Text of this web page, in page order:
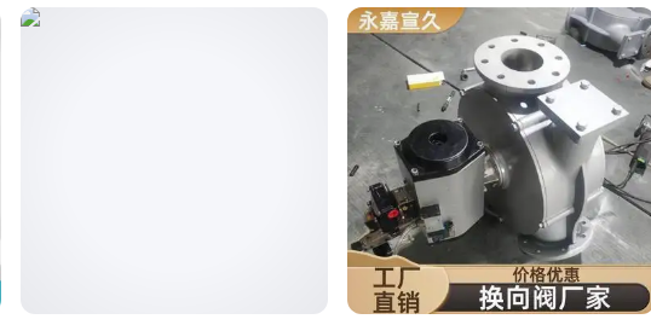
针对BPB8-02这类带防滑纹路的型号，更建议使用凸轮式坡口
，其弧形卡口能均匀分散压力。同时注
意检查工具开口尺寸是否与接头外径吻合——相差超过1mm就
密封辅件同样需要精准匹配。虽然三通快拧自带密封层，但在
振动频繁的液压系统中，额外添加液体生料带 或3层密封快拧
能显著提升可靠性。需特别注意：
螺纹保护帽
，避免冷流变形
液压油管护套
使用